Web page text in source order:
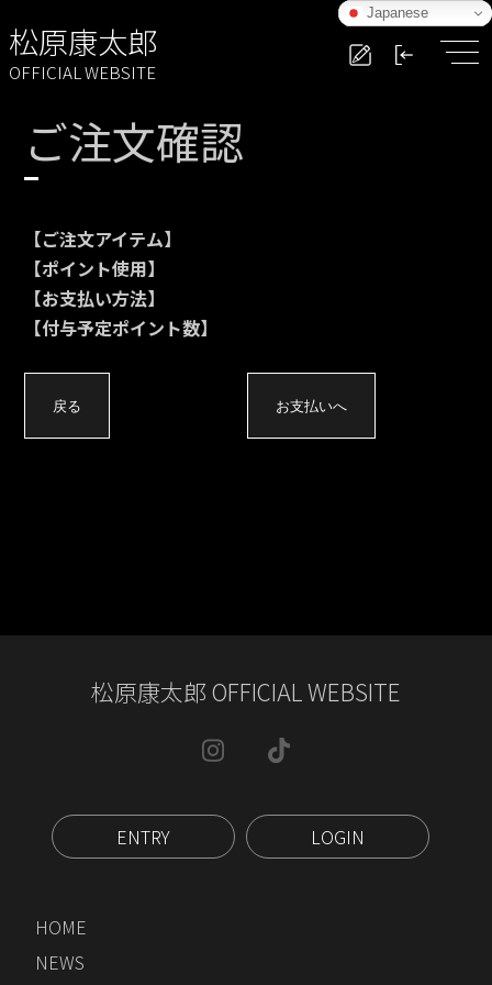
松原康太郎
OFFICIAL WEBSITE
Japanese
ご注文確認
【ご注文アイテム】
【ポイント使用】
【お支払い方法】
【付与予定ポイント数】
戻る お支払いへ
松原康太郎 OFFICIAL WEBSITE
ENTRY LOGIN
HOME
NEWS